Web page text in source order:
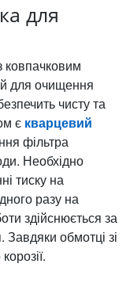
для
ковпачковим
для очищення
чисту та
є кварцевий
фільтра
Необхідно
тиску на
разу на
здійснюється за
обмотці зі